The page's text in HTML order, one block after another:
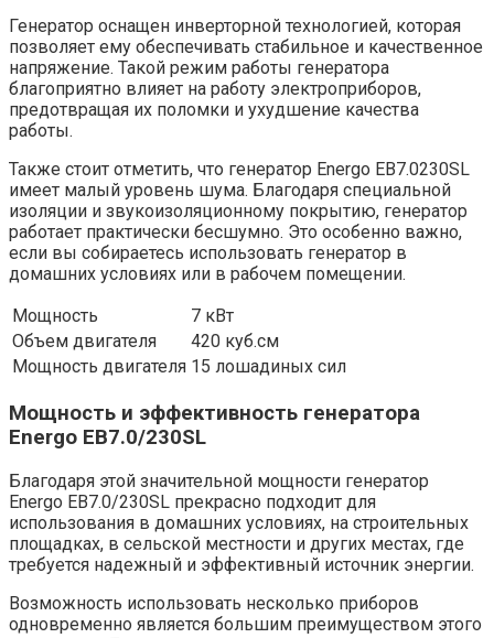
Генератор оснащен инверторной технологией, которая
позволяет ему обеспечивать стабильное и качественное
напряжение. Такой режим работы генератора
благоприятно влияет на работу электроприборов,
предотвращая их поломки и ухудшение качества
работы.
Также стоит отметить, что генератор Energo EB7.0230SL
имеет малый уровень шума. Благодаря специальной
изоляции и звукоизоляционному покрытию, генератор
работает практически бесшумно. Это особенно важно,
если вы собираетесь использовать генератор в
домашних условиях или в рабочем помещении.
Мощность
7 кВт
Объем двигателя
420 куб.см
Мощность двигателя 15 лошадиных сил
Мощность и эффективность генератора
Energo EB7.0/230SL
Благодаря этой значительной мощности генератор
Energo EB7.0/230SL прекрасно подходит для
использования в домашних условиях, на строительных
площадках, в сельской местности и других местах, где
требуется надежный и эффективный источник энергии.
Возможность использовать несколько приборов
одновременно является большим преимуществом этого